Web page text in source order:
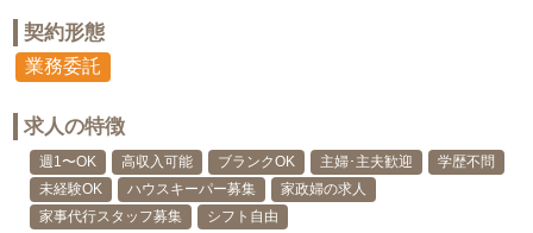
契約形態
業務委託
求人の特徴
週1〜OK 高収入可能 ブランクOK 主婦･主夫歓迎
学歴不問
未経験OK
ハウスキーパー募集
家政婦の求人
家事代行スタッフ募集
シフト自由